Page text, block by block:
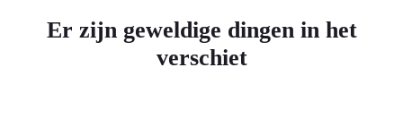
Er zijn geweldige dingen in het
verschiet